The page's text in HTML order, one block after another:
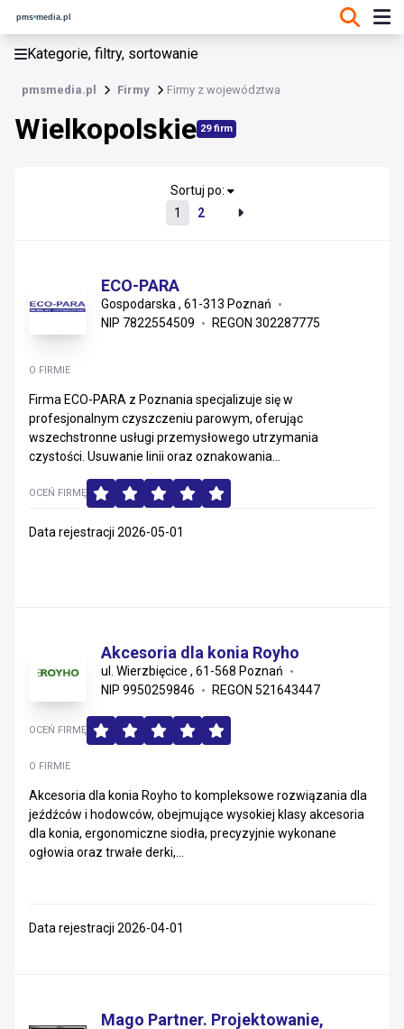
Kategorie, filtry, sortowanie
pmsmedia.pl Firmy Firmy z województwa
Wielkopolskie 29 firm
Firmy
Wielkopolskie
Pomorskie
Śląskie
Zachodniopomorskie
Małopolskie
Lubelskie
Sortuj po:
1
2
ECO-PARA
Gospodarska , 61-313 Poznań
NIP 7822554509
REGON 302287775
O FIRMIE
Firma ECO-PARA z Poznania specjalizuje się w
profesjonalnym czyszczeniu parowym, oferując
wszechstronne usługi przemysłowego utrzymania
czystości. Usuwanie linii oraz oznakowania...
OCEŃ FIRMĘ
Data rejestracji 2026-05-01
Akcesoria dla konia Royho
ul. Wierzbięcice , 61-568 Poznań
NIP 9950259846
REGON 521643447
O FIRMIE
Akcesoria dla konia Royho to kompleksowe rozwiązania dla
jeźdźców i hodowców, obejmujące wysokiej klasy akcesoria
dla konia, ergonomiczne siodła, precyzyjnie wykonane
ogłowia oraz trwałe derki,...
OCEŃ FIRMĘ
Data rejestracji 2026-04-01
Mago Partner. Projektowanie,